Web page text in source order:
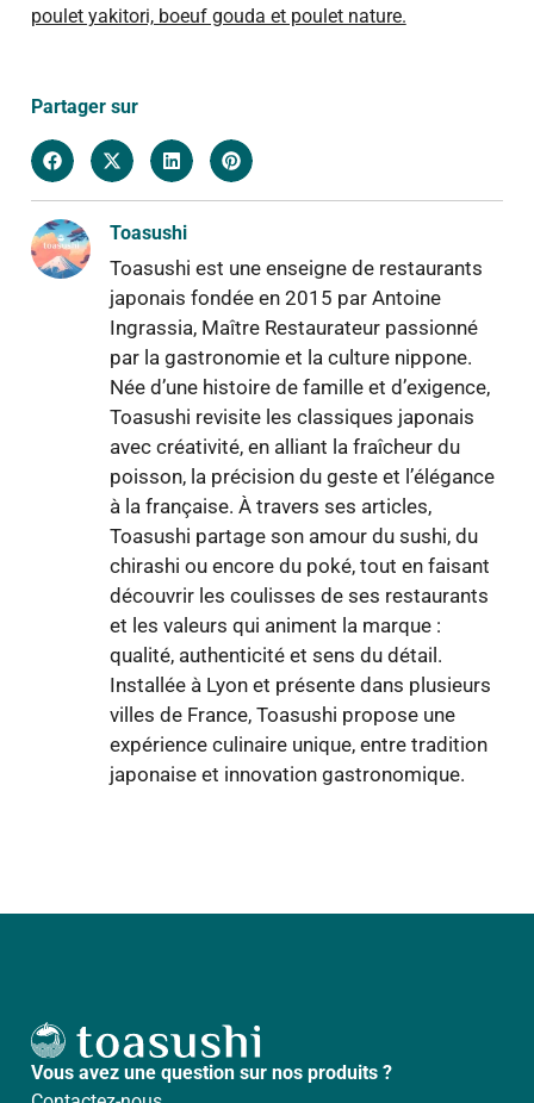
poulet yakitori, boeuf gouda et poulet nature.
Partager sur
Toasushi
Toasushi est une enseigne de restaurants
japonais fondée en 2015 par Antoine
Ingrassia, Maître Restaurateur passionné
par la gastronomie et la culture nippone.
Née d’une histoire de famille et d’exigence,
Toasushi revisite les classiques japonais
avec créativité, en alliant la fraîcheur du
poisson, la précision du geste et l’élégance
à la française. À travers ses articles,
Toasushi partage son amour du sushi, du
chirashi ou encore du poké, tout en faisant
découvrir les coulisses de ses restaurants
et les valeurs qui animent la marque :
qualité, authenticité et sens du détail.
Installée à Lyon et présente dans plusieurs
villes de France, Toasushi propose une
expérience culinaire unique, entre tradition
japonaise et innovation gastronomique.
Vous avez une question sur nos produits ?